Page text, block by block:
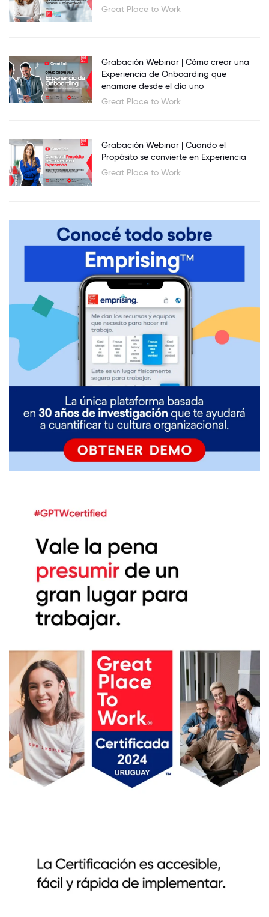
Great Place to Work
Grabación Webinar | Cómo crear una
Experiencia de Onboarding que
enamore desde el día uno
Great Place to Work
Grabación Webinar | Cuando el
Propósito se convierte en Experiencia
Great Place to Work